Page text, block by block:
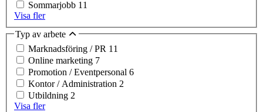
Sommarjobb 11
Visa fler
Typ av arbete
Marknadsföring / PR 11
Online marketing 7
Promotion / Eventpersonal 6
Kontor / Administration 2
Utbildning 2
Visa fler